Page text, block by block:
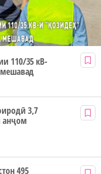
110/35 кВ-
3,7
анҷом
495